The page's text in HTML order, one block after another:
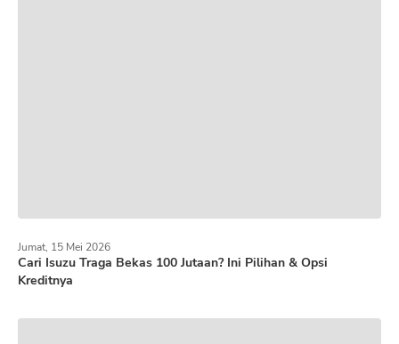
Cari Isuzu Traga Bekas 100 Jutaan? Ini Pilihan & Opsi
Kreditnya
Jumat, 15 Mei 2026